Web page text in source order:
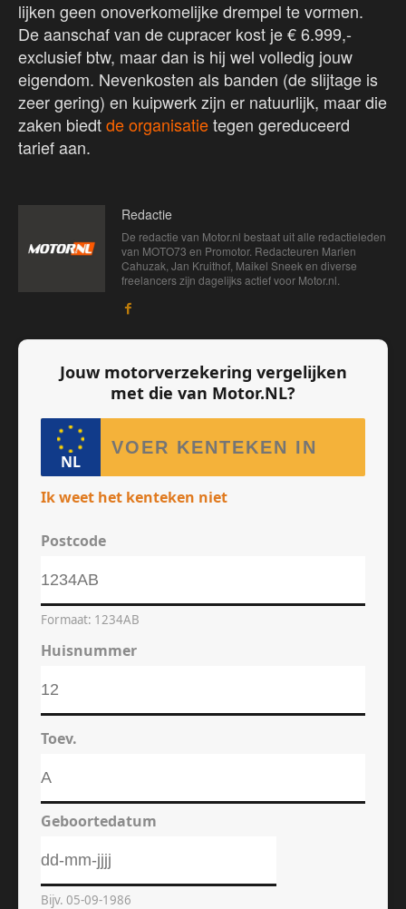
lijken geen onoverkomelijke drempel te vormen.
De aanschaf van de cupracer kost je € 6.999,-
exclusief btw, maar dan is hij wel volledig jouw
eigendom. Nevenkosten als banden (de slijtage is
zeer gering) en kuipwerk zijn er natuurlijk, maar die
zaken biedtde organisatietegen gereduceerd
tarief aan.
Redactie
De redactie van Motor.nl bestaat uit alle redactieleden
van MOTO73 en Promotor. Redacteuren Marien
Cahuzak, Jan Kruithof, Maikel Sneek en diverse
freelancers zijn dagelijks actief voor Motor.nl.